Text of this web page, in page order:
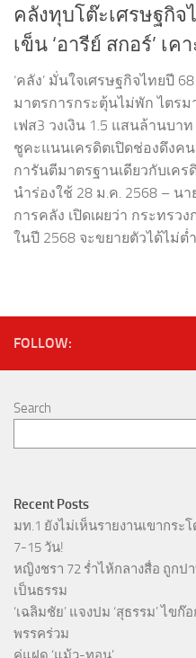
คลังทุบโต๊ะเศรษฐกิจ
เข็น ‘อารีย์ สกอร์’ เ
‘คลัง’ มั่นใจเศรษฐกิจไทยปี
มาตรการกระตุ้นไม่พัก ไตรม
เฟส3 วงเงิน 1.5 แสนล้านบา
ชูคะแนนเครดิตเปิดช่องดึงค
การันตีมาตรฐานเดียวกับเคร
นำร่องใช้ 28 ม.ค. 2568 – น
การคลัง เปิดเผยว่า กระทรว
ในปี 2568 จะขยายตัวได้ไม่ต่ำ
FOLLOW:
Search
Recent Posts
มท.1 ยังไม่เห็นรายงานเขากระ
7-15 วัน!
หญิงชรา 72 ร่ำไห้กลางสื่อ ถูกป
เป็นธรรม
‘เฉลิมชัย’ แจงปม ‘สุธรรม’ ไข
พรรคร่วม